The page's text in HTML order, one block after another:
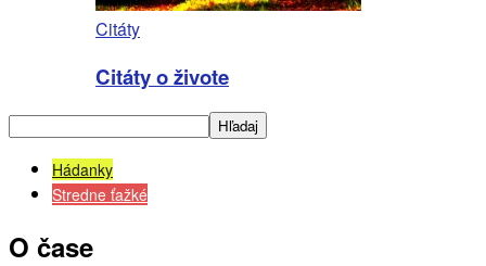
Citáty
Citáty o živote
Hádanky
Stredne ťažké
O čase